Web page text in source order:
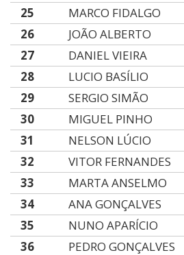
25
MARCO FIDALGO
26
JOÃO ALBERTO
27
DANIEL VIEIRA
28
LUCIO BASÍLIO
29
SERGIO SIMÃO
30
MIGUEL PINHO
31
NELSON LÚCIO
32
VITOR FERNANDES
33
MARTA ANSELMO
34
ANA GONÇALVES
35
NUNO APARÍCIO
36
PEDRO GONÇALVES